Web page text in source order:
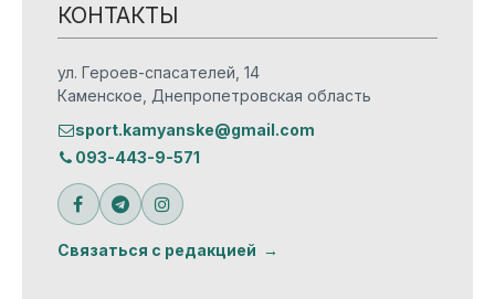
КОНТАКТЫ
ул. Героев-спасателей, 14
Каменское, Днепропетровская область
sport.kamyanske@gmail.com
093-443-9-571
Связаться с редакцией